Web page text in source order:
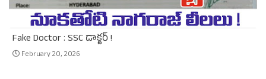
Fake Doctor : SSC డాక్టర్ !
February 20, 2026